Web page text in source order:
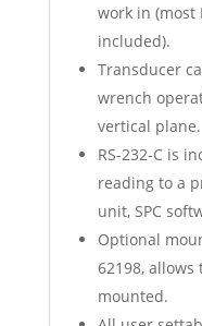
work in (most
included).
Transducer
wrench
vertical plane.
RS-232-C is
reading to a
unit, SPC
Optional
62198, allows
mounted.